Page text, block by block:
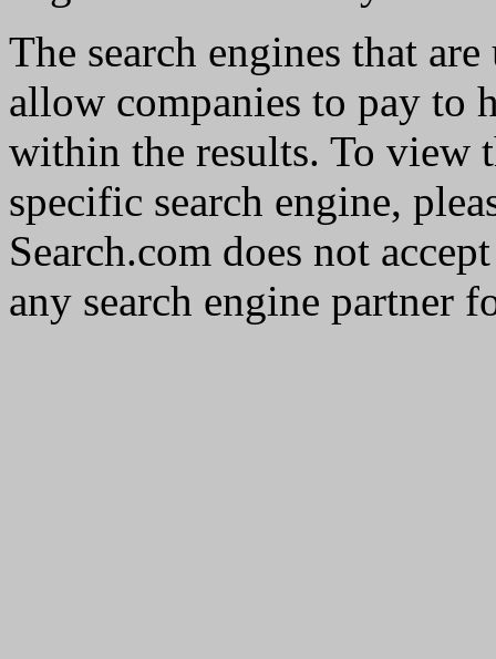
The search engines that
allow companies to pay to
within the results. To view
specific search engine,
Search.com does not
any search engine partner